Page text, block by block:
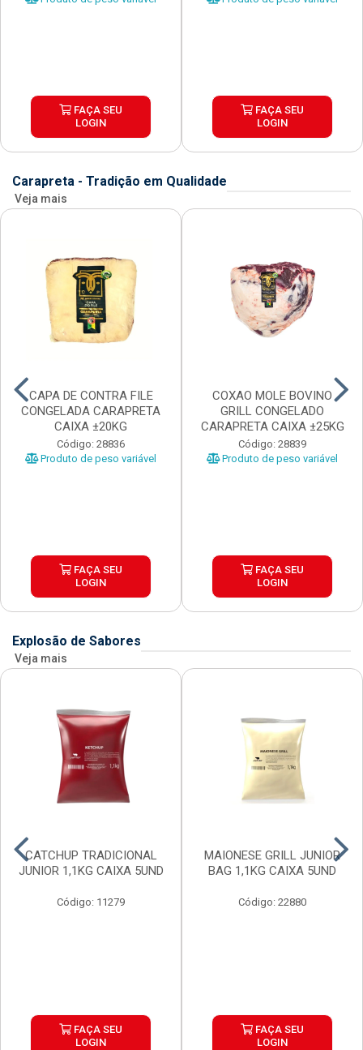
FAÇA SEU
LOGIN
FAÇA SEU
LOGIN
Carapreta - Tradição em Qualidade
Veja mais
CAPA DE CONTRA FILE
CONGELADA CARAPRETA
CAIXA ±20KG
Código: 28836
Produto de peso variável
FAÇA SEU
LOGIN
COXAO MOLE BOVINO
GRILL CONGELADO
CARAPRETA CAIXA ±25KG
Código: 28839
Produto de peso variável
FAÇA SEU
LOGIN
Explosão de Sabores
Veja mais
CATCHUP TRADICIONAL
JUNIOR 1,1KG CAIXA 5UND
Código: 11279
FAÇA SEU
LOGIN
MAIONESE GRILL JUNIOR
BAG 1,1KG CAIXA 5UND
Código: 22880
FAÇA SEU
LOGIN